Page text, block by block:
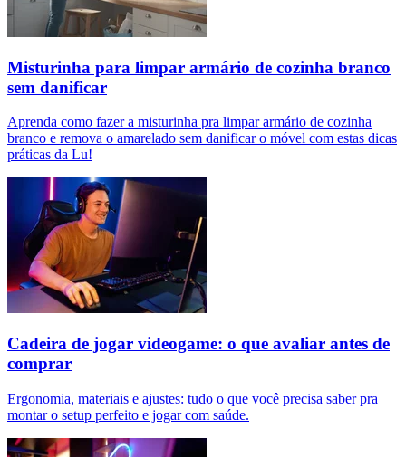
Misturinha para limpar armário de cozinha branco
sem danificar
Aprenda como fazer a misturinha pra limpar armário de cozinha
branco e remova o amarelado sem danificar o móvel com estas dicas
práticas da Lu!
Cadeira de jogar videogame: o que avaliar antes de
comprar
Ergonomia, materiais e ajustes: tudo o que você precisa saber pra
montar o setup perfeito e jogar com saúde.